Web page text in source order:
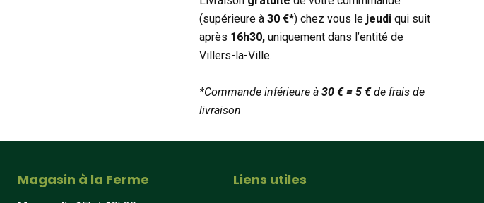
(supérieure à 30 €*) chez vous le jeudi qui suit
après 16h30, uniquement dans l’entité de
Villers-la-Ville.
*Commande inférieure à 30 € = 5 €de frais de
livraison
Magasin à la Ferme Liens utiles